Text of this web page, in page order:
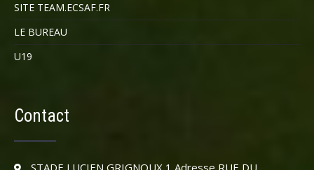
SITE TEAM.ECSAF.FR
LE BUREAU
U19
Contact
STADE LUCIEN GRIGNOUX 1 Adresse RUE DU